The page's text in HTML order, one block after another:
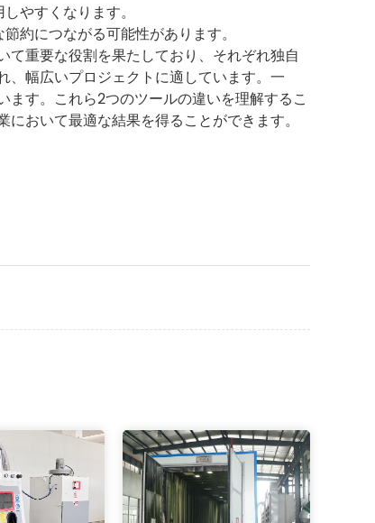
やすくなります。
約につながる可能性があります。
重要な役割を果たしており、それぞれ独自
幅広いプロジェクトに適しています。一
す。これら2つのツールの違いを理解するこ
おいて最適な結果を得ることができます。